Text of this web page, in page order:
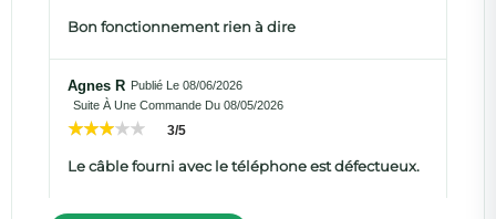
Bon fonctionnement rien à dire
Agnes R Publié Le 08/06/2026
Suite À Une Commande Du 08/05/2026
3/5
Le câble fourni avec le téléphone est défectueux.